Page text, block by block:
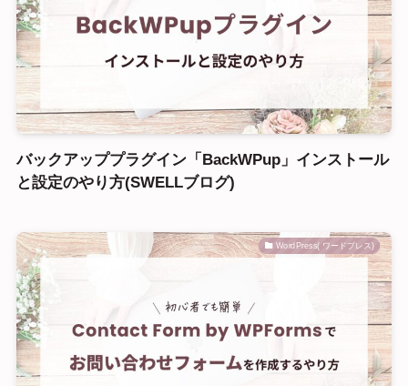
バックアッププラグイン「BackWPup」インストール
と設定のやり方(SWELLブログ)
WordPress( ワードプレス)